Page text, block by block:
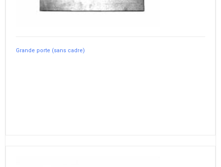
Grande porte (sans cadre)